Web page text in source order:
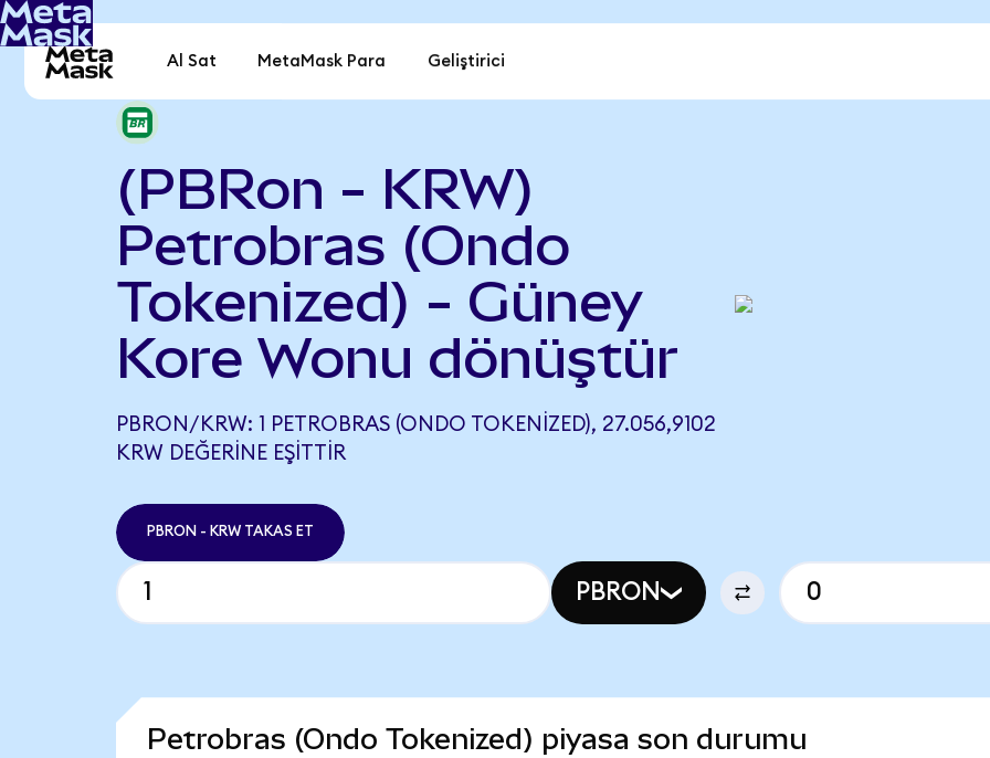
Al Sat MetaMask Para Geliştirici
(PBRon - KRW)
Petrobras (Ondo
Tokenized) - Güney
Kore Wonu dönüştür
PBRON/KRW: 1 PETROBRAS (ONDO TOKENIZED), 27.056,9102
KRW DEĞERINE EŞITTIR
PBRON - KRW TAKAS ET
PBRON
Petrobras (Ondo Tokenized) piyasa son durumu